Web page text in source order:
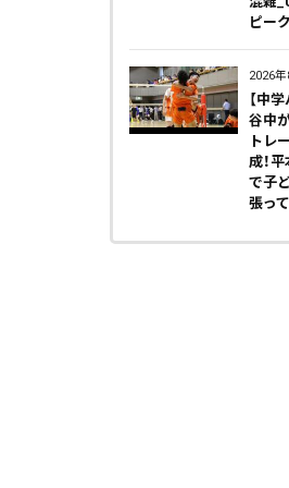
ピー
2026
【中
谷中
トレ
成！
で子
張っ